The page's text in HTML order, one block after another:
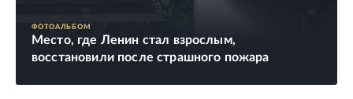
ФОТОАЛЬБОМ
Место, где Ленин стал взрослым,
восстановили после страшного пожара